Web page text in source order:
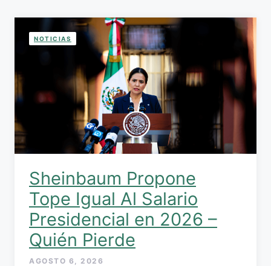
NOTICIAS
Sheinbaum Propone
Tope Igual Al Salario
Presidencial en 2026 –
Quién Pierde
AGOSTO 6, 2026